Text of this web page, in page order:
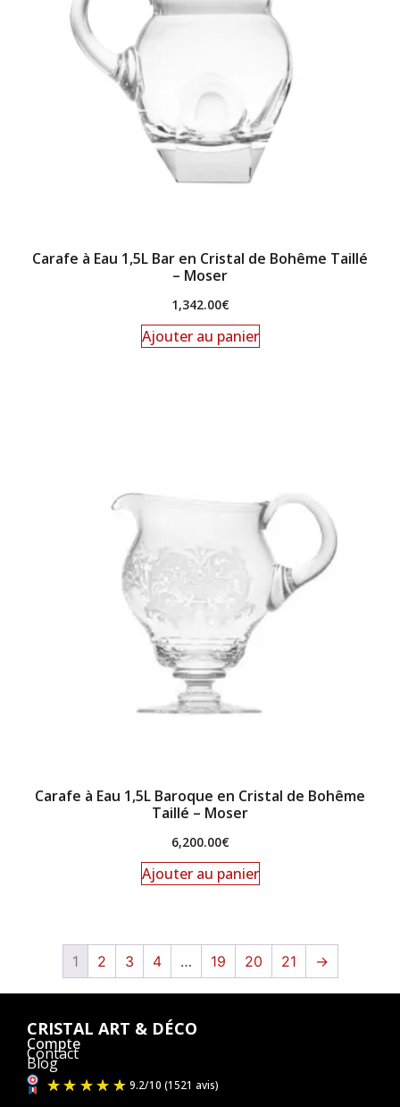
Carafe à Eau 1,5L Bar en Cristal de Bohême Taillé
– Moser
1,342.00€
Ajouter au panier
Carafe à Eau 1,5L Baroque en Cristal de Bohême
Taillé – Moser
6,200.00€
Ajouter au panier
1 2 3 4 … 19 20 21 →
CRISTAL ART & DÉCO
Compte
Contact
Blog